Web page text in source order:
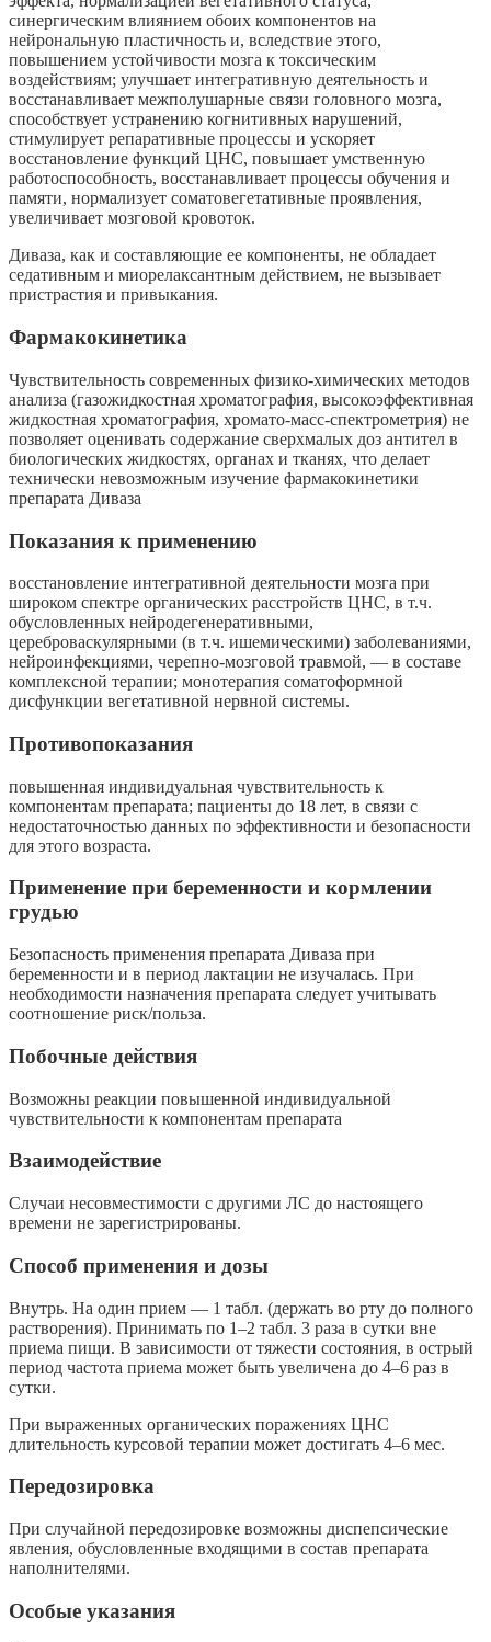
синергическим влиянием обоих компонентов на
нейрональную пластичность и, вследствие этого,
повышением устойчивости мозга к токсическим
воздействиям; улучшает интегративную деятельность и
восстанавливает межполушарные связи головного мозга,
способствует устранению когнитивных нарушений,
стимулирует репаративные процессы и ускоряет
восстановление функций ЦНС, повышает умственную
работоспособность, восстанавливает процессы обучения и
памяти, нормализует соматовегетативные проявления,
увеличивает мозговой кровоток.
Диваза, как и составляющие ее компоненты, не обладает
седативным и миорелаксантным действием, не вызывает
пристрастия и привыкания.
Фармакокинетика
Чувствительность современных физико-химических методов
анализа (газожидкостная хроматография, высокоэффективная
жидкостная хроматография, хромато-масс-спектрометрия) не
позволяет оценивать содержание сверхмалых доз антител в
биологических жидкостях, органах и тканях, что делает
технически невозможным изучение фармакокинетики
препарата Диваза
Показания к применению
восстановление интегративной деятельности мозга при
широком спектре органических расстройств ЦНС, в т.ч.
обусловленных нейродегенеративными,
цереброваскулярными (в т.ч. ишемическими) заболеваниями,
нейроинфекциями, черепно-мозговой травмой, — в составе
комплексной терапии; монотерапия соматоформной
дисфункции вегетативной нервной системы.
Противопоказания
повышенная индивидуальная чувствительность к
компонентам препарата; пациенты до 18 лет, в связи с
недостаточностью данных по эффективности и безопасности
для этого возраста.
Применение при беременности и кормлении
грудью
Безопасность применения препарата Диваза при
беременности и в период лактации не изучалась. При
необходимости назначения препарата следует учитывать
соотношение риск/польза.
Побочные действия
Возможны реакции повышенной индивидуальной
чувствительности к компонентам препарата
Взаимодействие
Случаи несовместимости с другими ЛС до настоящего
времени не зарегистрированы.
Способ применения и дозы
Внутрь. На один прием — 1 табл. (держать во рту до полного
растворения). Принимать по 1–2 табл. 3 раза в сутки вне
приема пищи. В зависимости от тяжести состояния, в острый
период частота приема может быть увеличена до 4–6 раз в
сутки.
При выраженных органических поражениях ЦНС
длительность курсовой терапии может достигать 4–6 мес.
Передозировка
При случайной передозировке возможны диспепсические
явления, обусловленные входящими в состав препарата
наполнителями.
Особые указания